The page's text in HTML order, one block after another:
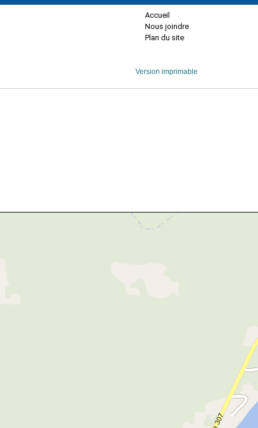
Accueil
Nous joindre
Plan du site
Version imprimable